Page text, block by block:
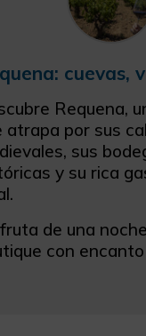
cuevas,
Requena,
atrapa por sus
sus
y su rica
de una
con